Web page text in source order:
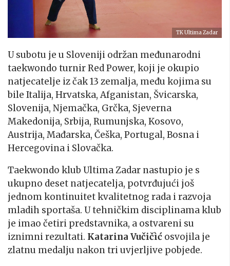
TK Ultima Zadar
U subotu je u Sloveniji održan međunarodni
taekwondo turnir Red Power, koji je okupio
natjecatelje iz čak 13 zemalja, među kojima su
bile Italija, Hrvatska, Afganistan, Švicarska,
Slovenija, Njemačka, Grčka, Sjeverna
Makedonija, Srbija, Rumunjska, Kosovo,
Austrija, Mađarska, Češka, Portugal, Bosna i
Hercegovina i Slovačka.
Taekwondo klub Ultima Zadar nastupio je s
ukupno deset natjecatelja, potvrđujući još
jednom kontinuitet kvalitetnog rada i razvoja
mladih sportaša. U tehničkim disciplinama klub
je imao četiri predstavnika, a ostvareni su
iznimni rezultati. Katarina Vučičìć osvojila je
zlatnu medalju nakon tri uvjerljive pobjede.